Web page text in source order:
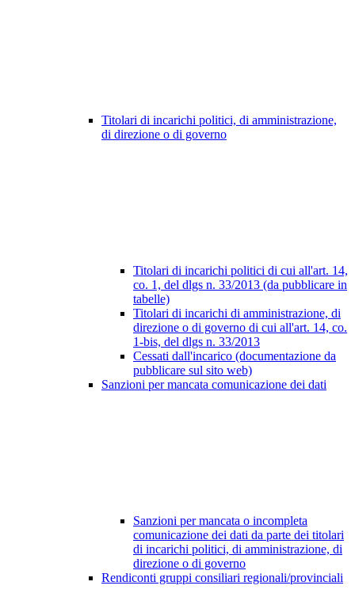
Titolari di incarichi politici, di amministrazione,
di direzione o di governo
Titolari di incarichi politici di cui all'art. 14,
co. 1, del dlgs n. 33/2013 (da pubblicare in
tabelle)
Titolari di incarichi di amministrazione, di
direzione o di governo di cui all'art. 14, co.
1-bis, del dlgs n. 33/2013
Cessati dall'incarico (documentazione da
pubblicare sul sito web)
Sanzioni per mancata comunicazione dei dati
Sanzioni per mancata o incompleta
comunicazione dei dati da parte dei titolari
di incarichi politici, di amministrazione, di
direzione o di governo
Rendiconti gruppi consiliari regionali/provinciali